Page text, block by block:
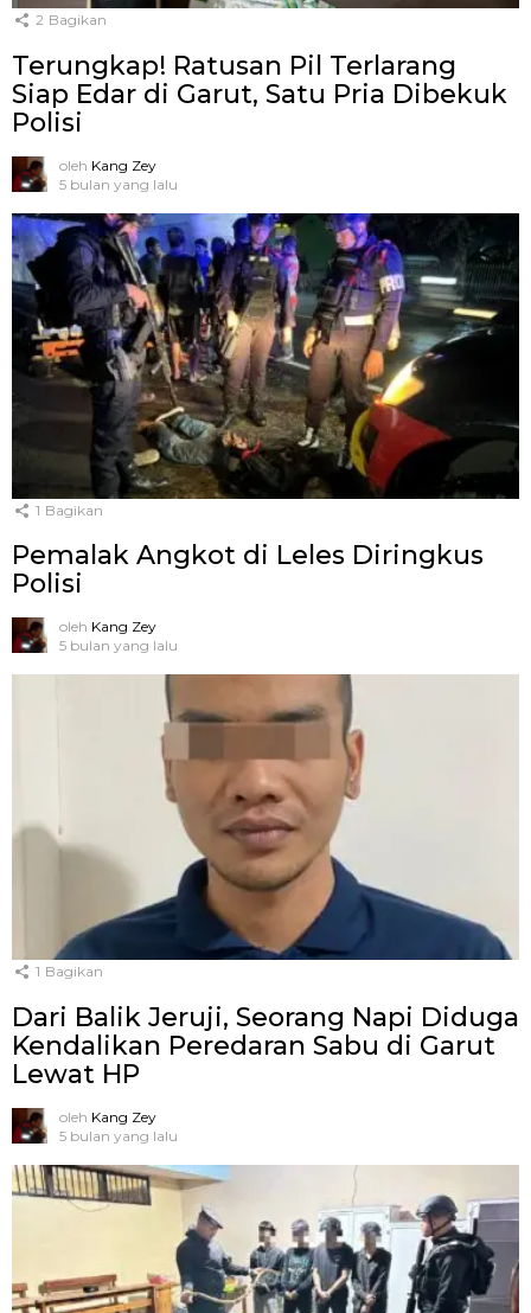
2 Bagikan
Terungkap! Ratusan Pil Terlarang
Siap Edar di Garut, Satu Pria Dibekuk
Polisi
oleh Kang Zey
5 bulan yang lalu
1 Bagikan
Pemalak Angkot di Leles Diringkus
Polisi
oleh Kang Zey
5 bulan yang lalu
1 Bagikan
Dari Balik Jeruji, Seorang Napi Diduga
Kendalikan Peredaran Sabu di Garut
Lewat HP
oleh Kang Zey
5 bulan yang lalu